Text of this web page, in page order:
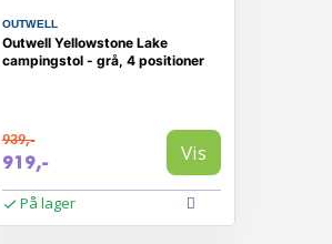
OUTWELL
Outwell Yellowstone Lake
campingstol - grå, 4 positioner
939,-
919,- Vis
På lager